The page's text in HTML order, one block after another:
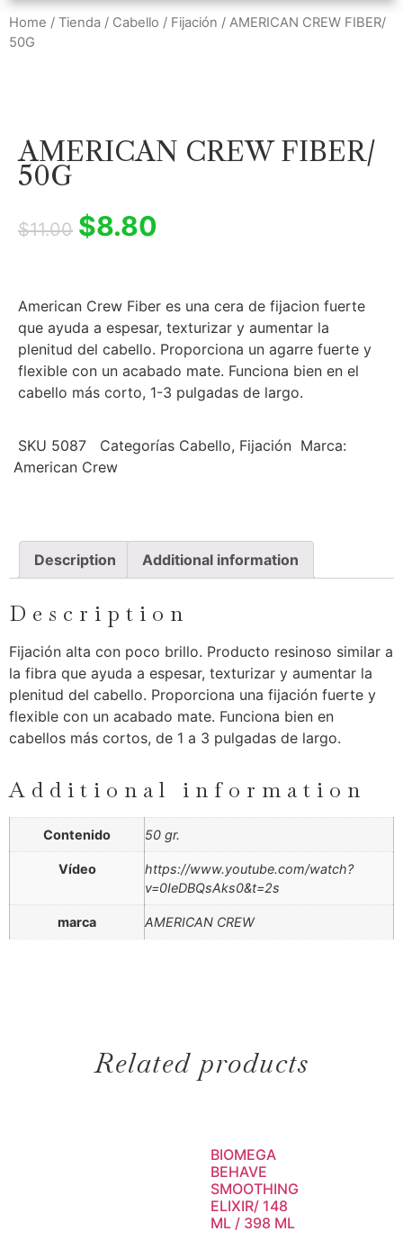
Home / Tienda / Cabello / Fijación / AMERICAN CREW FIBER/
50G
AMERICAN CREW FIBER/
50G
$11.00 $8.80
American Crew Fiber es una cera de fijacion fuerte
que ayuda a espesar, texturizar y aumentar la
plenitud del cabello. Proporciona un agarre fuerte y
flexible con un acabado mate. Funciona bien en el
cabello más corto, 1-3 pulgadas de largo.
SKU 5087 Categorías Cabello, Fijación Marca:
American Crew
Description Additional information
Description
Fijación alta con poco brillo. Producto resinoso similar a
la fibra que ayuda a espesar, texturizar y aumentar la
plenitud del cabello. Proporciona una fijación fuerte y
flexible con un acabado mate. Funciona bien en
cabellos más cortos, de 1 a 3 pulgadas de largo.
Additional information
Contenido 50 gr.
Vídeo
https://www.youtube.com/watch?
v=0IeDBQsAks0&t=2s
marca AMERICAN CREW
Related products
BIOMEGA
BEHAVE
SMOOTHING
ELIXIR/ 148
ML / 398 ML